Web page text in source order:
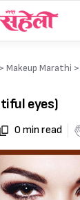
> Makeup Marathi >
eyes)
0 min read